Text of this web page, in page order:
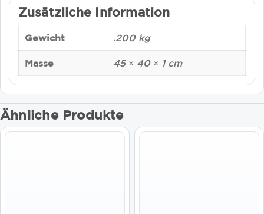
Zusätzliche Information
Gewicht .200 kg
Masse 45 × 40 × 1 cm
Ähnliche Produkte